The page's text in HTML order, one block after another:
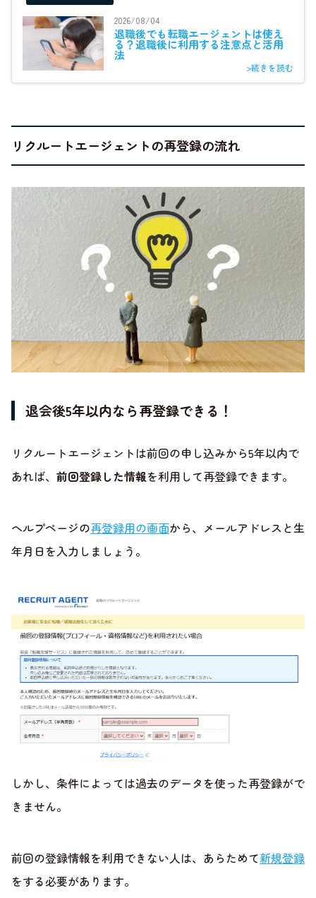
2026/08/04
退職後でも転職エージェントは使え
る？退職後に利用する注意点と活用
法
>続きを読む
リクルートエージェントの再登録の流れ
退会後5年以内なら再登録できる！
リクルートエージェントは前回の申し込みから5年以内で
あれば、 前回登録した情報を利用して再登録できます。
ヘルプページの再登録用の画面から、メールアドレスと生
年月日を入力しましょう。
しかし、条件によっては過去のデータを使った再登録がで
きません。
前回の登録情報を利用できない人は、あらためて新規登録
をする必要があります。